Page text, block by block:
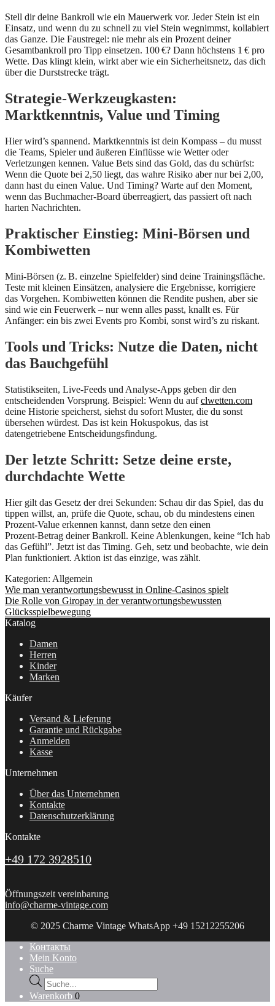
Stell dir deine Bankroll wie ein Mauerwerk vor. Jeder Stein ist ein
Einsatz, und wenn du zu schnell zu viel Stein wegnimmst, kollabiert
das Ganze. Die Faustregel: nie mehr als ein Prozent deiner
Gesamtbankroll pro Tipp einsetzen. 100 €? Dann höchstens 1 € pro
Wette. Das klingt klein, wirkt aber wie ein Sicherheitsnetz, das dich
über die Durststrecke trägt.
Strategie‑Werkzeugkasten:
Marktkenntnis, Value und Timing
Hier wird’s spannend. Marktkenntnis ist dein Kompass – du musst
die Teams, Spieler und äußeren Einflüsse wie Wetter oder
Verletzungen kennen. Value Bets sind das Gold, das du schürfst:
Wenn die Quote bei 2,50 liegt, das wahre Risiko aber nur bei 2,00,
dann hast du einen Value. Und Timing? Warte auf den Moment,
wenn das Buchmacher‑Board überreagiert, das passiert oft nach
harten Nachrichten.
Praktischer Einstieg: Mini‑Börsen und
Kombiwetten
Mini‑Börsen (z. B. einzelne Spielfelder) sind deine Trainingsfläche.
Teste mit kleinen Einsätzen, analysiere die Ergebnisse, korrigiere
das Vorgehen. Kombiwetten können die Rendite pushen, aber sie
sind wie ein Feuerwerk – nur wenn alles passt, knallt es. Für
Anfänger: ein bis zwei Events pro Kombi, sonst wird’s zu riskant.
Tools und Tricks: Nutze die Daten, nicht
das Bauchgefühl
Statistikseiten, Live‑Feeds und Analyse‑Apps geben dir den
entscheidenden Vorsprung. Beispiel: Wenn du aufclwetten.com
deine Historie speicherst, siehst du sofort Muster, die du sonst
übersehen würdest. Das ist kein Hokuspokus, das ist
datengetriebene Entscheidungsfindung.
Der letzte Schritt: Setze deine erste,
durchdachte Wette
Hier gilt das Gesetz der drei Sekunden: Schau dir das Spiel, das du
tippen willst, an, prüfe die Quote, schau, ob du mindestens einen
Prozent‑Value erkennen kannst, dann setze den einen
Prozent‑Betrag deiner Bankroll. Keine Ablenkungen, keine “Ich hab
das Gefühl”. Jetzt ist das Timing. Geh, setz und beobachte, wie dein
Plan funktioniert. Aktion ist das einzige, was zählt.
Kategorien: Allgemein
Beitragsnavigation
Vorheriger
Beitrag:
Wie man verantwortungsbewusst in Online-Casinos spielt
Nächster
Beitrag:
Die Rolle von Giropay in der verantwortungsbewussten
Glücksspielbewegung
Katalog
Damen
Herren
Kinder
Marken
Käufer
Versand & Lieferung
Garantie und Rückgabe
Anmelden
Kasse
Unternehmen
Über das Unternehmen
Kontakte
Datenschutzerklärung
Kontakte
+49 172 3928510
Öffnungszeit vereinbarung
info@charme-vintage.com
© 2025 Charme Vintage WhatsApp +49 15212255206
Контакты
Mein Konto
Suche
Products
search
Warenkorb 0